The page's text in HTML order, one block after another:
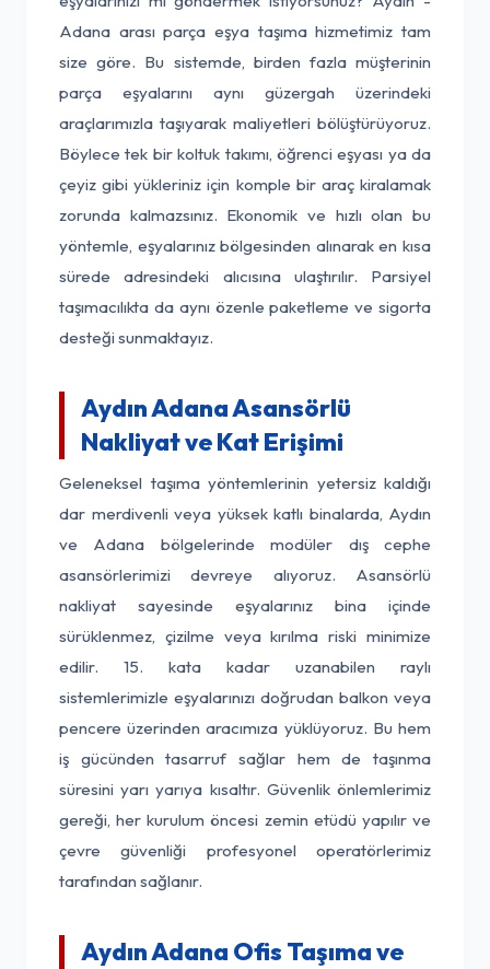
Adana arası parça eşya taşıma hizmetimiz tam
size göre. Bu sistemde, birden fazla müşterinin
parça eşyalarını aynı güzergah üzerindeki
araçlarımızla taşıyarak maliyetleri bölüştürüyoruz.
Böylece tek bir koltuk takımı, öğrenci eşyası ya da
çeyiz gibi yükleriniz için komple bir araç kiralamak
zorunda kalmazsınız. Ekonomik ve hızlı olan bu
yöntemle, eşyalarınız bölgesinden alınarak en kısa
sürede adresindeki alıcısına ulaştırılır. Parsiyel
taşımacılıkta da aynı özenle paketleme ve sigorta
desteği sunmaktayız.
Aydın Adana Asansörlü
Nakliyat ve Kat Erişimi
Geleneksel taşıma yöntemlerinin yetersiz kaldığı
dar merdivenli veya yüksek katlı binalarda, Aydın
ve Adana bölgelerinde modüler dış cephe
asansörlerimizi devreye alıyoruz. Asansörlü
nakliyat sayesinde eşyalarınız bina içinde
sürüklenmez, çizilme veya kırılma riski minimize
edilir. 15. kata kadar uzanabilen raylı
sistemlerimizle eşyalarınızı doğrudan balkon veya
pencere üzerinden aracımıza yüklüyoruz. Bu hem
iş gücünden tasarruf sağlar hem de taşınma
süresini yarı yarıya kısaltır. Güvenlik önlemlerimiz
gereği, her kurulum öncesi zemin etüdü yapılır ve
çevre güvenliği profesyonel operatörlerimiz
tarafından sağlanır.
Aydın Adana Ofis Taşıma ve